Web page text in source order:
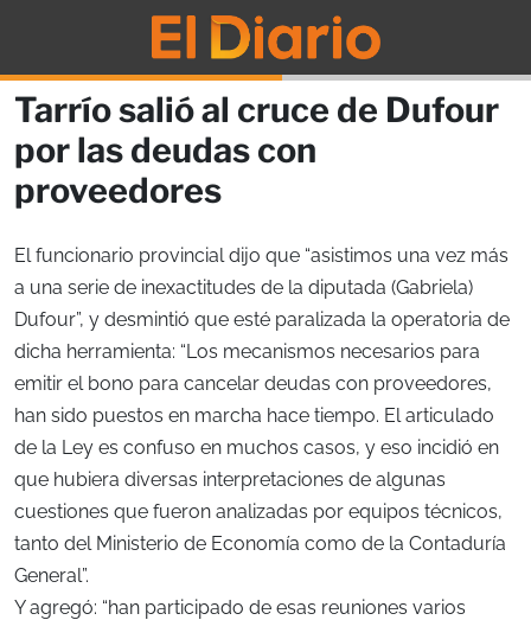
Tarrío salió al cruce de Dufour
por las deudas con
proveedores
El funcionario provincial dijo que “asistimos una vez más
a una serie de inexactitudes de la diputada (Gabriela)
Dufour”, y desmintió que esté paralizada la operatoria de
dicha herramienta: “Los mecanismos necesarios para
emitir el bono para cancelar deudas con proveedores,
han sido puestos en marcha hace tiempo. El articulado
de la Ley es confuso en muchos casos, y eso incidió en
que hubiera diversas interpretaciones de algunas
cuestiones que fueron analizadas por equipos técnicos,
tanto del Ministerio de Economía como de la Contaduría
General”.
Y agregó: “han participado de esas reuniones varios